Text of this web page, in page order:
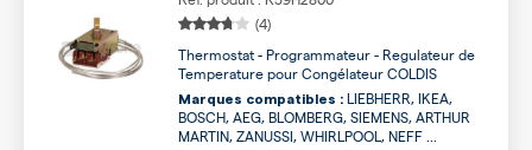
(4)
Thermostat - Programmateur - Regulateur de
Temperature pour Congélateur COLDIS
Marques compatibles : LIEBHERR, IKEA,
BOSCH, AEG, BLOMBERG, SIEMENS, ARTHUR
MARTIN, ZANUSSI, WHIRLPOOL, NEFF ...